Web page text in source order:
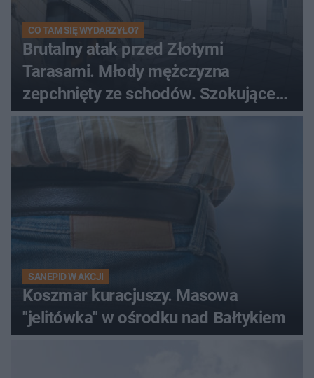
CO TAM SIĘ WYDARZYŁO?
Brutalny atak przed Złotymi
Tarasami. Młody mężczyzna
zepchnięty ze schodów. Szokujące
nagranie krąży po sieci
SANEPID W AKCJI
Koszmar kuracjuszy. Masowa
"jelitówka" w ośrodku nad Bałtykiem